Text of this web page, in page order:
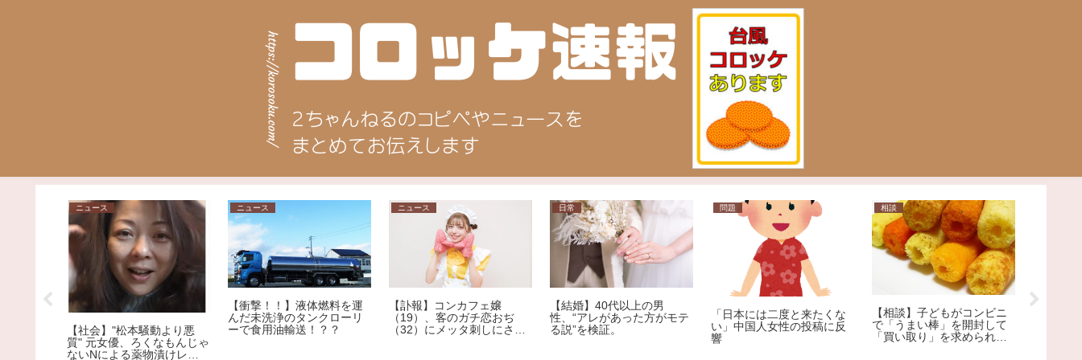
ニュース
【社会】"松本騒動より悪
質" 元女優、ろくなもんじゃ
ないNによる薬物漬けレイ
ニュース
【衝撃！！】液体燃料を運
んだ未洗浄のタンクローリ
ーで食用油輸送！？？
ニュース
【訃報】コンカフェ嬢
（19）、客のガチ恋おぢ
（32）にメッタ刺しにされ
日常
【結婚】40代以上の男
性、“アレがあった方がモテ
る説”を検証。
問題
「日本には二度と来たくな
い」中国人女性の投稿に反
響
相談
【相談】子どもがコンビニ
で「うまい棒」を開封して
「買い取り」を求められま
「健康保